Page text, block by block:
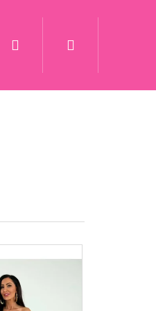
Svadobné šaty
Prihlásenie